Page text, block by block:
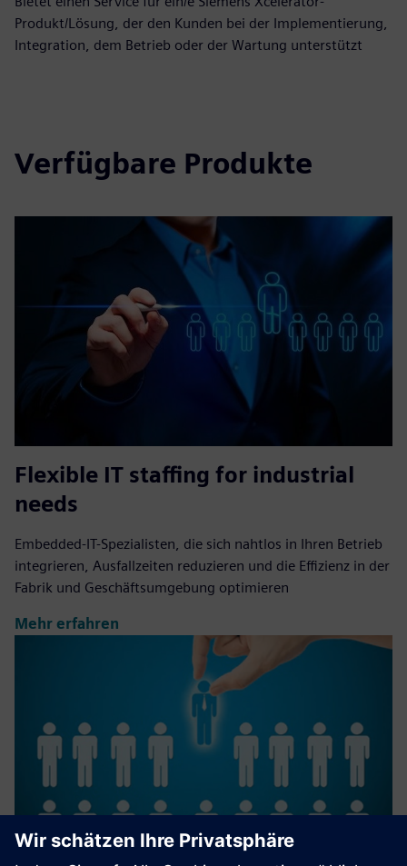
Produkt/Lösung, der den Kunden bei der Implementierung,
Integration, dem Betrieb oder der Wartung unterstützt
Verfügbare Produkte
Flexible IT staffing for industrial
needs
Embedded-IT-Spezialisten, die sich nahtlos in Ihren Betrieb
integrieren, Ausfallzeiten reduzieren und die Effizienz in der
Fabrik und Geschäftsumgebung optimieren
Mehr erfahren